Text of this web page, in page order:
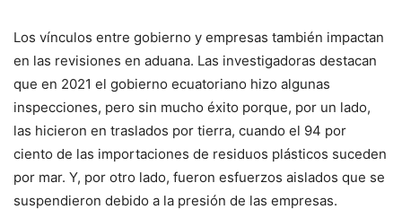
Los vínculos entre gobierno y empresas también impactan
en las revisiones en aduana. Las investigadoras destacan
que en 2021 el gobierno ecuatoriano hizo algunas
inspecciones, pero sin mucho éxito porque, por un lado,
las hicieron en traslados por tierra, cuando el 94 por
ciento de las importaciones de residuos plásticos suceden
por mar. Y, por otro lado, fueron esfuerzos aislados que se
suspendieron debido a la presión de las empresas.